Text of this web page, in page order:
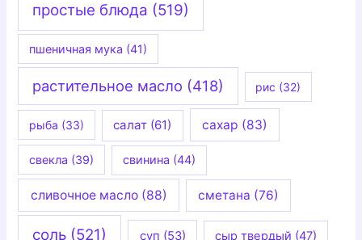
простые блюда (519)
пшеничная мука (41)
растительное масло (418) рис (32)
рыба (33) салат (61) сахар (83)
свекла (39) свинина (44)
сливочное масло(88) сметана (76)
соль (521) суп (53) сыр твердый (47)